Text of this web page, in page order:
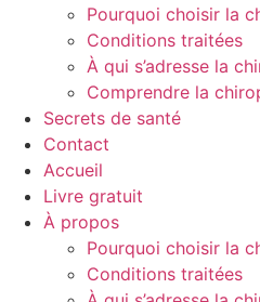
Pourquoi choisir la
Conditions traitées
À qui s’adresse la
Comprendre la
Secrets de santé
Contact
Accueil
Livre gratuit
À propos
Pourquoi choisir la
Conditions traitées